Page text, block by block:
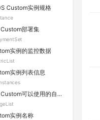
Custom实例规格
部署集
实例的监控数据
实例列表信息
查询创建RDS Custom可以使用的自定义镜像列表
实例名称